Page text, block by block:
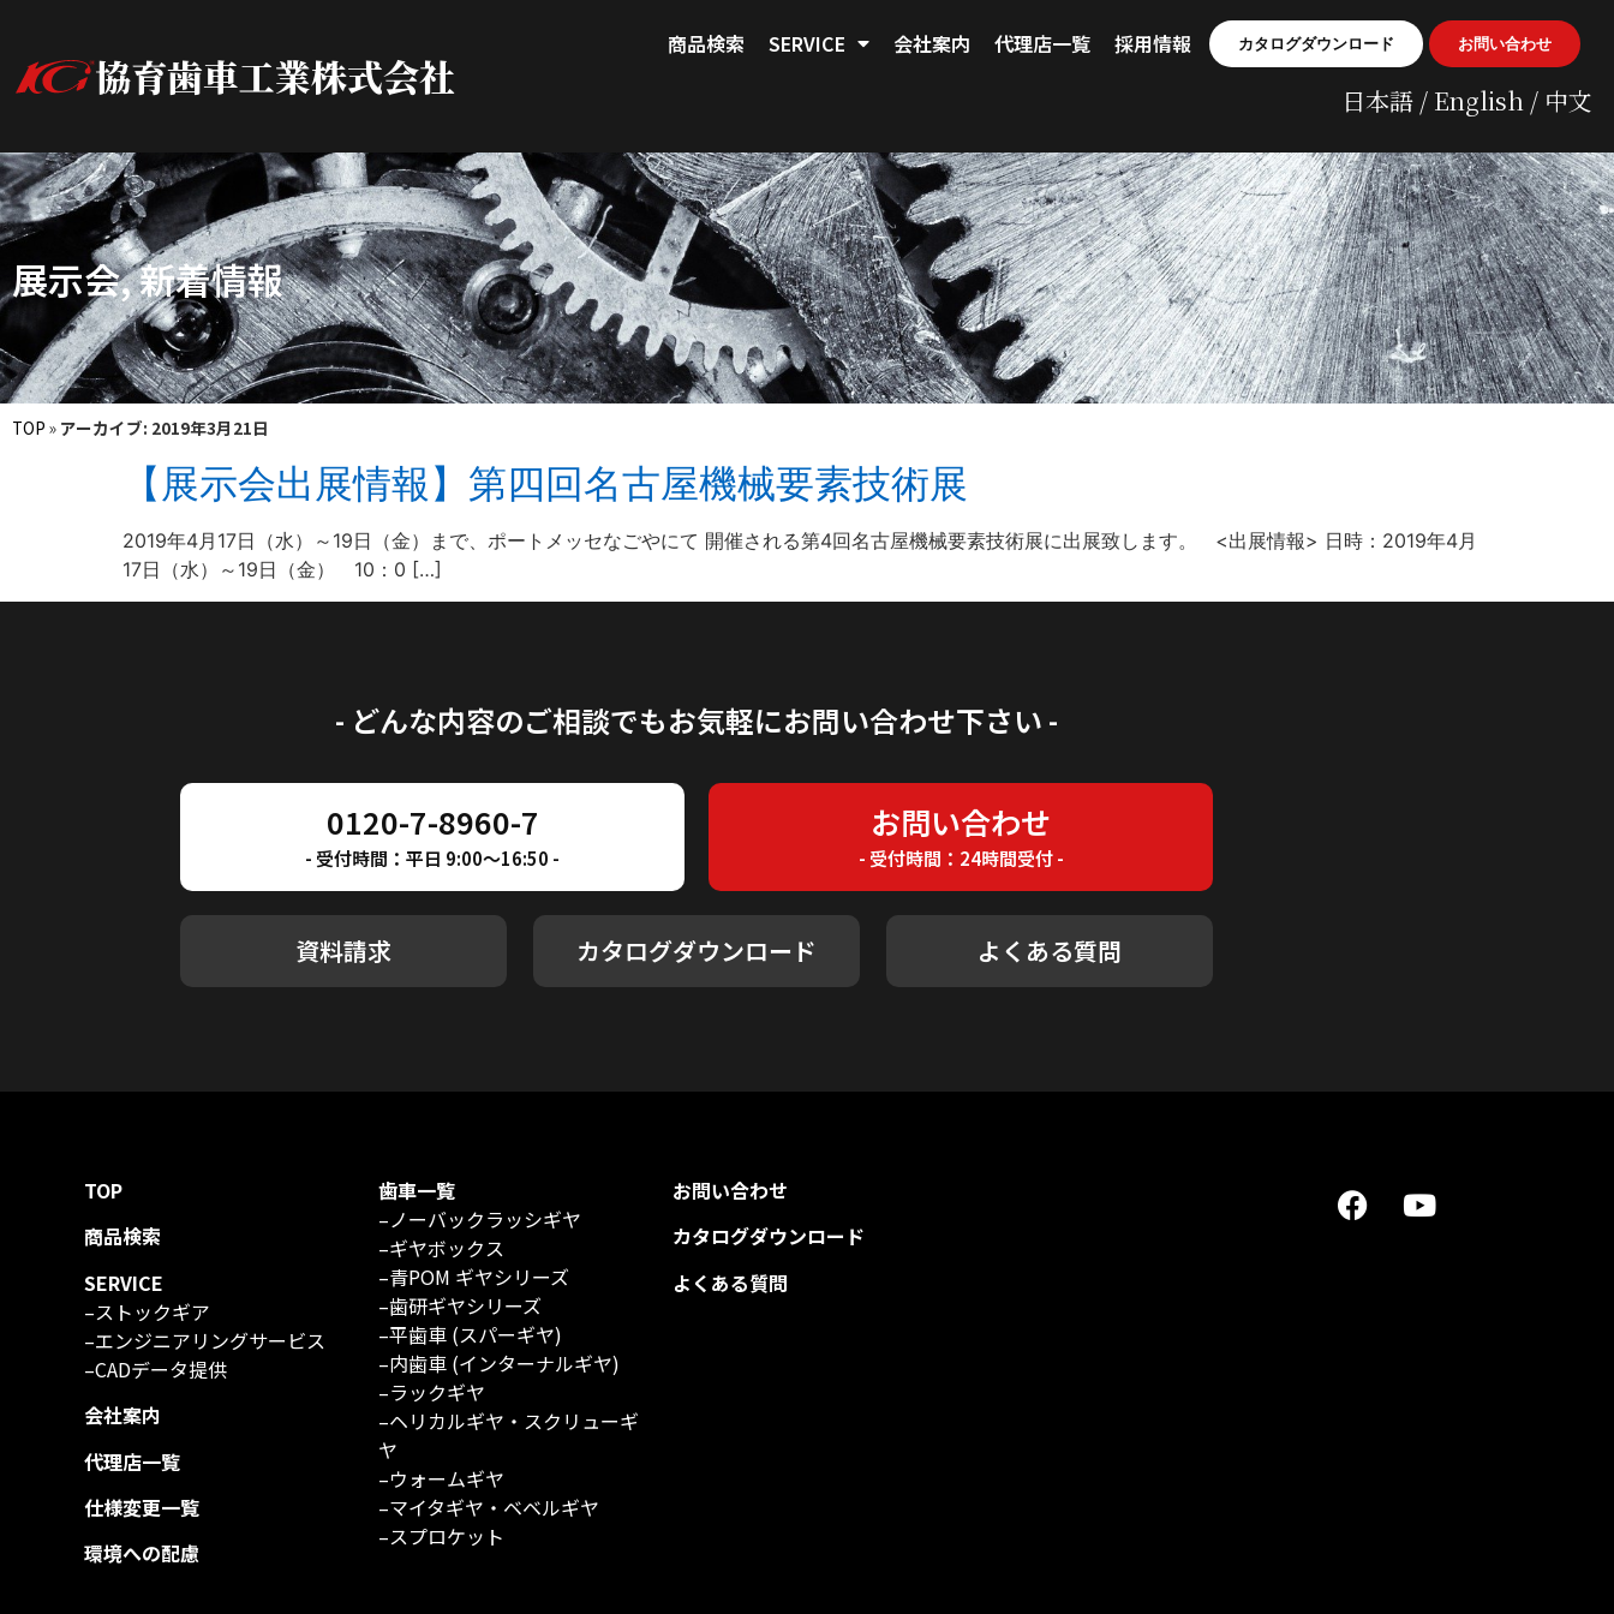
協育歯車工業株式会社
商品検索 SERVICE 会社案内 代理店一覧 採用情報 カタログダウンロード お問い合わせ
日本語 / English / 中文
展示会,新着情報
TOP » アーカイブ: 2019年3月21日
【展示会出展情報】第四回名古屋機械要素技術展
2019年4月17日（水）～19日（金）まで、ポートメッセなごやにて 開催される第4回名古屋機械要素技術展に出展致します。 <出展情報> 日時：2019年4月
17日（水）～19日（金） 10：0 […]
- どんな内容のご相談でもお気軽にお問い合わせ下さい -
0120-7-8960-7
- 受付時間：平日 9:00～16:50 -
お問い合わせ
- 受付時間：24時間受付 -
資料請求 カタログダウンロード よくある質問
TOP
商品検索
SERVICE
–ストックギア
–エンジニアリングサービス
–CADデータ提供
会社案内
代理店一覧
仕様変更一覧
環境への配慮
歯車一覧
–ノーバックラッシギヤ
–ギヤボックス
–青POM ギヤシリーズ
–歯研ギヤシリーズ
–平歯車 (スパーギヤ)
–内歯車 (インターナルギヤ)
–ラックギヤ
–ヘリカルギヤ・スクリューギ
ヤ
–ウォームギヤ
–マイタギヤ・ベベルギヤ
–スプロケット
お問い合わせ
カタログダウンロード
よくある質問